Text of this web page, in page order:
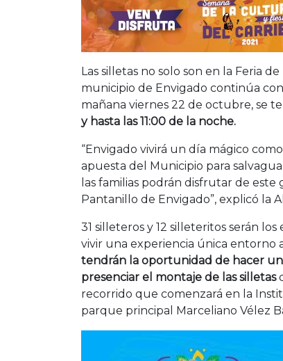
Las silletas no solo son en la Feria
municipio de Envigado continúa
mañana viernes 22 de octubre, se
y hasta las 11:00 de la noche.
“Envigado vivirá un día mágico
apuesta del Municipio para
las familias podrán disfrutar de este
Pantanillo de Envigado”, explicó la
31 silleteros y 12 silleteritos serán
vivir una experiencia única entorno
tendrán la oportunidad de hacer un
presenciar el montaje de las silletas
recorrido que comenzará en la
parque principal Marceliano Vélez